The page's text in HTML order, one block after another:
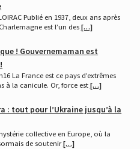
Publié en 1937, deux ans après
est l’un des […]
! Gouvernemaman est
La France est ce pays d’extrêmes
à la canicule. Or, force est […]
: tout pour l’Ukraine jusqu’à la
collective en Europe, où la
de soutenir[…]